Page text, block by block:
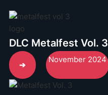
DLC Metalfest Vol. 3
➔
November 2024